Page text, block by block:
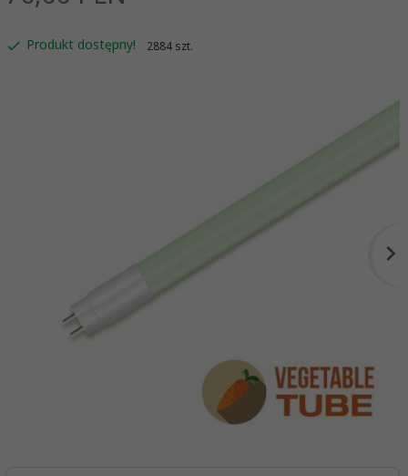
Produkt dostępny! 2884 szt.